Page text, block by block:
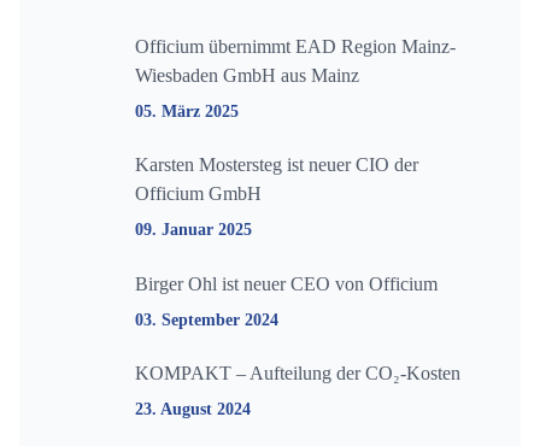
Officium übernimmt EAD Region Mainz-
Wiesbaden GmbH aus Mainz
05. März 2025
Karsten Mostersteg ist neuer CIO der
Officium GmbH
09. Januar 2025
Birger Ohl ist neuer CEO von Officium
03. September 2024
KOMPAKT – Aufteilung der CO₂-Kosten
23. August 2024